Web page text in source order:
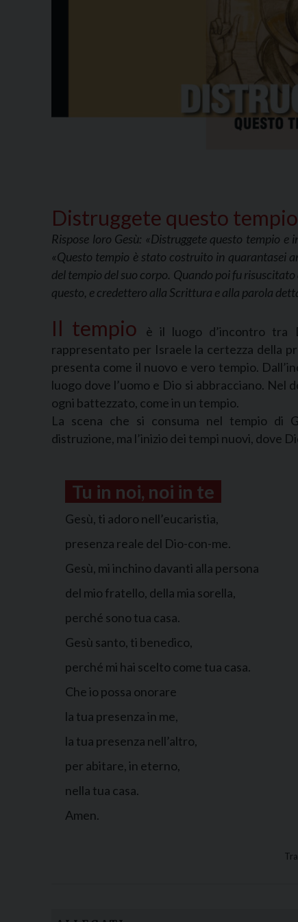
Distruggete questo tempio
Rispose loro Gesù: «Distruggete questo tempio
«Questo tempio è stato costruito in quarantasei
del tempio del suo corpo. Quando poi fu
questo, e credettero alla Scrittura e alla parola
Il tempio
è il luogo d’incontro tra
rappresentato per Israele la certezza della
presenta come il nuovo e vero tempio.
luogo dove l’uomo e Dio si abbracciano. Nel
ogni battezzato, come in un tempio.
La scena che si consuma nel tempio di
distruzione, ma l’inizio dei tempi nuovi, dove
Tu in noi, noi in te
Gesù, ti adoro nell’eucaristia,
presenza reale del Dio-con-me.
Gesù, mi inchino davanti alla persona
del mio fratello, della mia sorella,
perché sono tua casa.
Gesù santo, ti benedico,
perché mi hai scelto come tua casa.
Che io possa onorare
la tua presenza in me,
la tua presenza nell’altro,
per abitare, in eterno,
nella tua casa.
Amen.